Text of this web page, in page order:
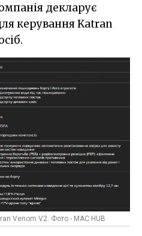
декларує
керування Katran
Venom V2. Фото - MAC HUB